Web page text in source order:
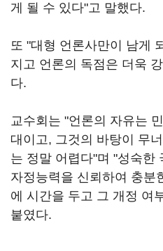
게 될 수 있다"고 말했다.
또 "대형 언론사만이 남게
지고 언론의 독점은 더욱
다.
교수회는 "언론의 자유는
대이고, 그것의 바탕이 무
는 정말 어렵다"며 "성숙한
자정능력을 신뢰하여 충분
에 시간을 두고 그 개정 여
붙였다.